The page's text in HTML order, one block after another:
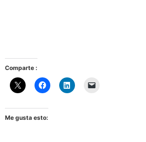
Comparte :
Me gusta esto: